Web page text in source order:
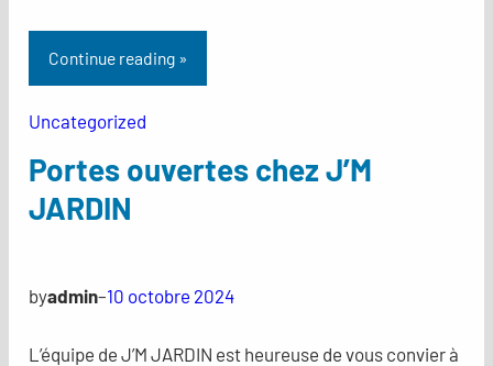
Continue reading »
Uncategorized
Portes ouvertes chez J’M
JARDIN
byadmin–10 octobre 2024
L’équipe de J’M JARDIN est heureuse de vous convier à